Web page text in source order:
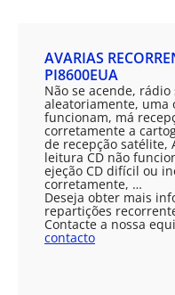
AVARIAS
PI8600EUA
Não se acende,
aleatoriamente, uma
funcionam, má
corretamente a
de recepção satélite,
leitura CD não
ejeção CD difícil ou
corretamente, …
Deseja obter mais
repartições
Contacte a nossa
contacto